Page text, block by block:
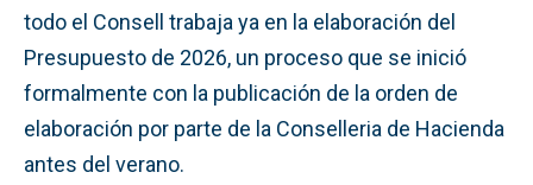
todo el Consell trabaja ya en la elaboración del
Presupuesto de 2026, un proceso que se inició
formalmente con la publicación de la orden de
elaboración por parte de la Conselleria de Hacienda
antes del verano.